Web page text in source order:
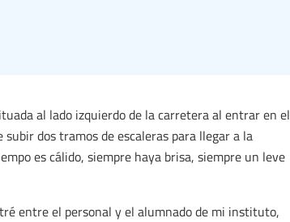
al lado izquierdo de la carretera al entrar en el
dos tramos de escaleras para llegar a la
es cálido, siempre haya brisa, siempre un leve
entre el personal y el alumnado de mi instituto,